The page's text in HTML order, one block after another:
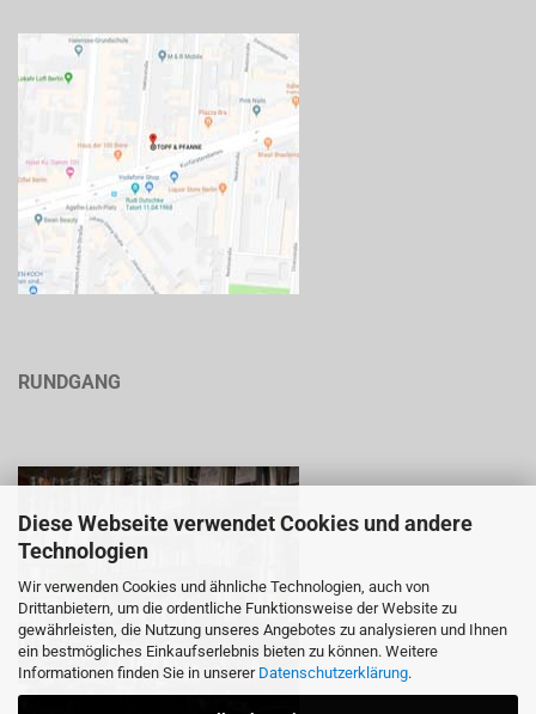
Diese Webseite verwendet Cookies und andere
Technologien
Wir verwenden Cookies und ähnliche Technologien, auch von
Drittanbietern, um die ordentliche Funktionsweise der Website zu
gewährleisten, die Nutzung unseres Angebotes zu analysieren und Ihnen
ein bestmögliches Einkaufserlebnis bieten zu können. Weitere
Informationen finden Sie in unserer Datenschutzerklärung.
RUNDGANG